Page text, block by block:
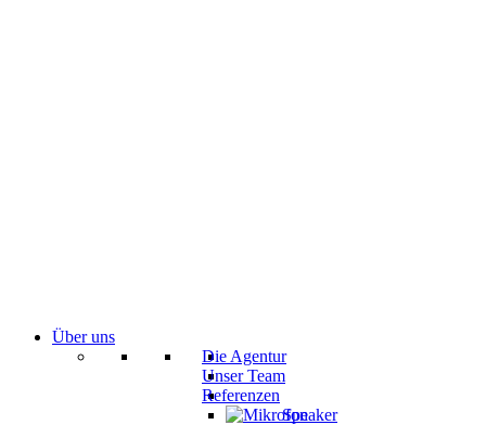
Über uns
Die Agentur
Unser Team
Referenzen
Speaker